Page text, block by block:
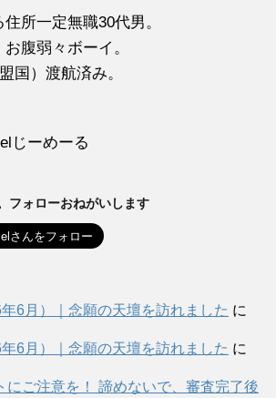
所一定無職30代男。
腹弱々ボーイ。
国）渡航済み。
じーめーる
フォローおねがいします
6月）｜念願の天壇を訪れました に
6月）｜念願の天壇を訪れました に
にご注意を！ 諦めないで、審査完了後